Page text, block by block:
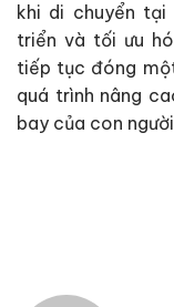
khi di chuyển tại
triển và tối ưu
tiếp tục đóng
quá trình nâng
bay của con